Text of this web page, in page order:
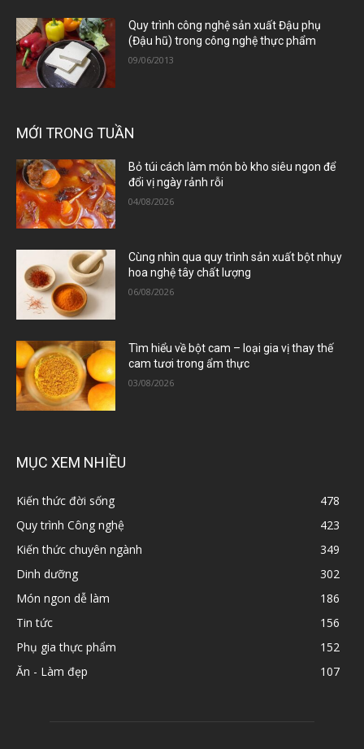
Quy trình công nghệ sản xuất Đậu phụ
(Đậu hũ) trong công nghệ thực phẩm
09/06/2013
MỚI TRONG TUẦN
Bỏ túi cách làm món bò kho siêu ngon để
đổi vị ngày rảnh rỗi
04/08/2026
Cùng nhìn qua quy trình sản xuất bột nhụy
hoa nghệ tây chất lượng
06/08/2026
Tìm hiểu về bột cam – loại gia vị thay thế
cam tươi trong ẩm thực
03/08/2026
MỤC XEM NHIỀU
Kiến thức đời sống
478
Quy trình Công nghệ
423
Kiến thức chuyên ngành
349
Dinh dưỡng
302
Món ngon dễ làm
186
Tin tức
156
Phụ gia thực phẩm
152
Ăn - Làm đẹp
107